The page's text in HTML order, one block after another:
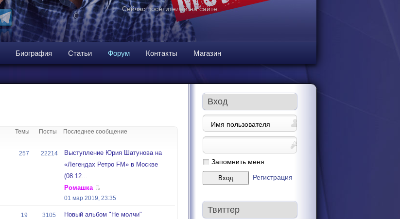
Сейчас посетителей на сайте:
Биография Статьи Форум Контакты Магазин
Темы Посты Последнее сообщение
257 22214
Выступление Юрия Шатунова на
«Легендах Ретро FM» в Москве
(08.12...
Ромашка
01 мар 2019, 23:35
19 3105
Новый альбом "Не молчи"
Вход
Запомнить меня
Регистрация
Твиттер